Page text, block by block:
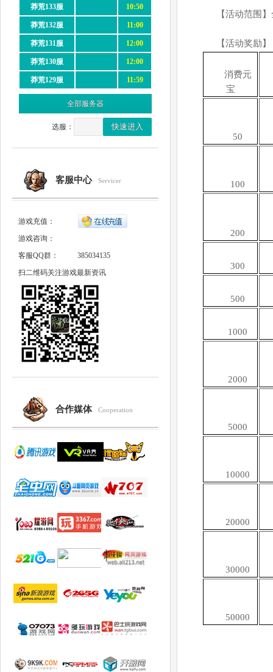
莽荒133服 10:50
莽荒132服 11:00
莽荒131服 12:00
莽荒130服 12:00
莽荒129服 11:59
全部服务器
选服：
客服中心 Servicer
游戏充值：
游戏咨询：
客服QQ群：
385034135
扫二维码关注游戏最新资讯
合作媒体 Cooperation
【活动范围
【活动奖励】
消费元
宝
50
100
200
300
500
1000
2000
5000
10000
20000
30000
50000